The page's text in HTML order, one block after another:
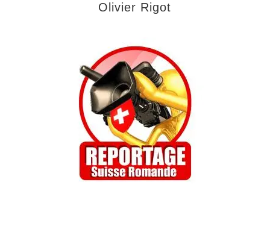
Olivier Rigot